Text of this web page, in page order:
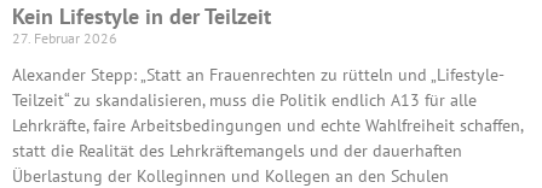
Kein Lifestyle in der Teilzeit
27. Februar 2026
Alexander Stepp: „Statt an Frauenrechten zu rütteln und „Lifestyle-
Teilzeit“ zu skandalisieren, muss die Politik endlich A13 für alle
Lehrkräfte, faire Arbeitsbedingungen und echte Wahlfreiheit schaffen,
statt die Realität des Lehrkräftemangels und der dauerhaften
Überlastung der Kolleginnen und Kollegen an den Schulen